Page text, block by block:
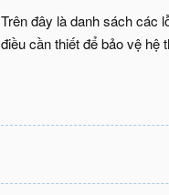
Trên đây là danh sách các
điều cần thiết để bảo vệ hệ